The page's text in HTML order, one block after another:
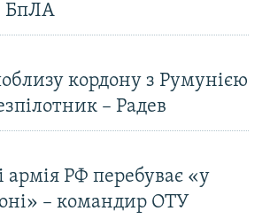
БпЛА
кордону з Румунією
– Радев
армія РФ перебуває «у
– командир ОТУ